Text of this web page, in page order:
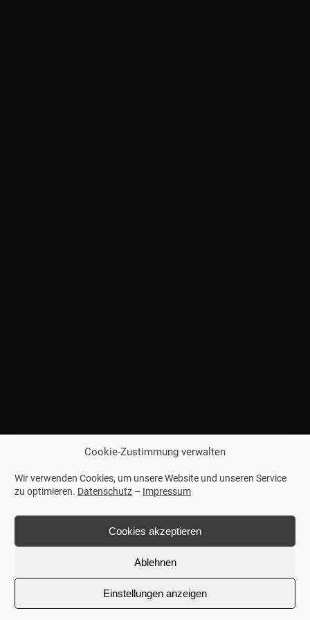
Cookie-Zustimmung verwalten
Wir verwenden Cookies, um unsere Website und unseren Service
zu optimieren. Datenschutz – Impressum
Cookies akzeptieren
Ablehnen
Einstellungen anzeigen